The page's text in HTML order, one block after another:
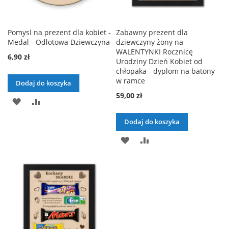
Pomysl na prezent dla kobiet -
Medal - Odlotowa Dziewczyna
6,90 zł
Dodaj do koszyka
DODAJ
Zabawny prezent dla
dziewczyny żony na
WALENTYNKI Rocznicę
Urodziny Dzień Kobiet od
chłopaka - dyplom na batony
w ramce
59,00 zł
Dodaj do koszyka
DODAJ